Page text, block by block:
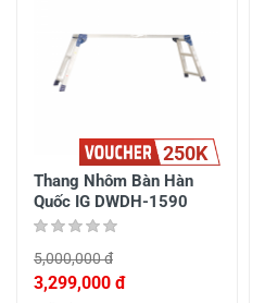
250K
Thang Nhôm Bàn Hàn
Quốc IG DWDH-1590
5,000,000 đ
3,299,000 đ